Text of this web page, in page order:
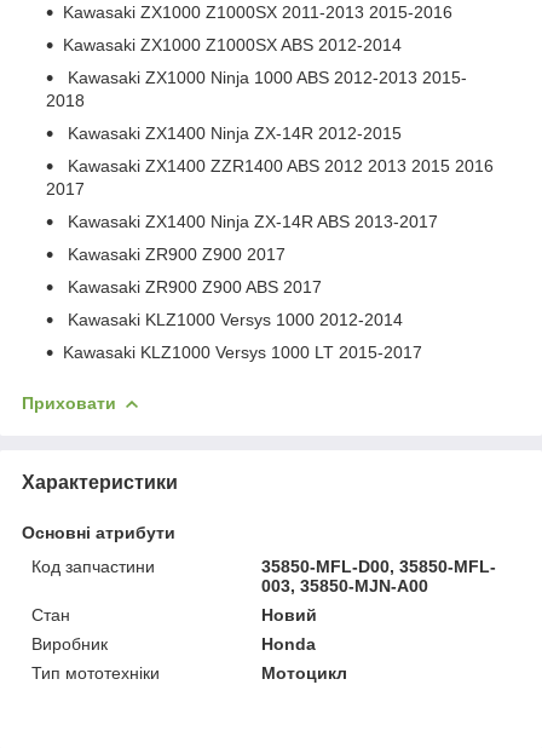
Kawasaki ZX1000 Z1000SX 2011-2013 2015-2016
Kawasaki ZX1000 Z1000SX ABS 2012-2014
Kawasaki ZX1000 Ninja 1000 ABS 2012-2013 2015-
2018
Kawasaki ZX1400 Ninja ZX-14R 2012-2015
Kawasaki ZX1400 ZZR1400 ABS 2012 2013 2015 2016
2017
Kawasaki ZX1400 Ninja ZX-14R ABS 2013-2017
Kawasaki ZR900 Z900 2017
Kawasaki ZR900 Z900 ABS 2017
Kawasaki KLZ1000 Versys 1000 2012-2014
Kawasaki KLZ1000 Versys 1000 LT 2015-2017
Приховати
Характеристики
Основні атрибути
Код запчастини
35850-MFL-D00, 35850-MFL-
003, 35850-MJN-A00
Стан
Новий
Виробник
Honda
Тип мототехніки
Мотоцикл